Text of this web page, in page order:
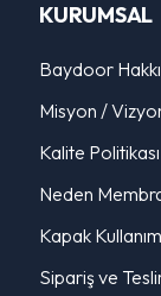
KURUMSAL
Baydoor
Misyon /
Kalite Politikası
Neden
Kapak
Sipariş ve